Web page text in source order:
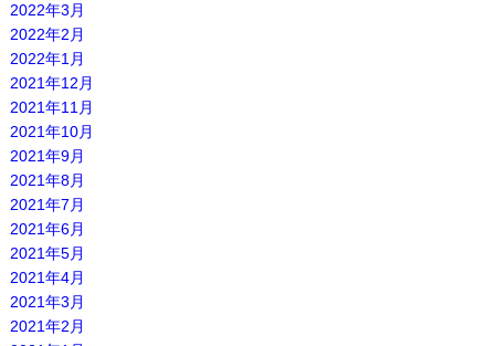
2022年3月
2022年2月
2022年1月
2021年12月
2021年11月
2021年10月
2021年9月
2021年8月
2021年7月
2021年6月
2021年5月
2021年4月
2021年3月
2021年2月